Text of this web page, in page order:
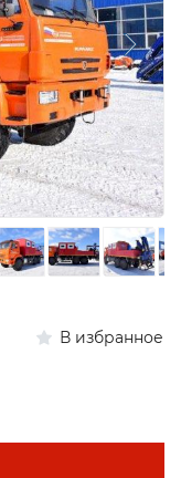
В избранное